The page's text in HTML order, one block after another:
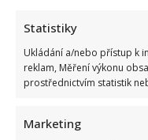
Statistiky
Ukládání a/nebo přístup k
reklam, Měření výkonu
prostřednictvím statistik
Marketing
nijak přepychově,